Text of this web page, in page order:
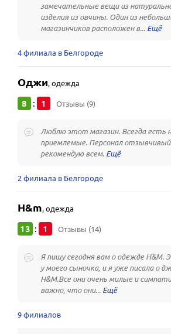
замечательные вещи из
изделия из овчины. Один из
магазинчиков расположен в...
4 филиала в Белгороде
Оджи,одежда
8 : 1 Отзывы (9)
Люблю этот магазин. Всегда есть
приемлемые. Персонал
рекомендую всем.
2 филиала в Белгороде
H&m,одежда
13 : 1 Отзывы (14)
Я пишу сегодня вам о одежде H&M.
у моего сыночка, и я уже писала о
H&M.Все они очень милые и
важно, что они...
9 филиалов